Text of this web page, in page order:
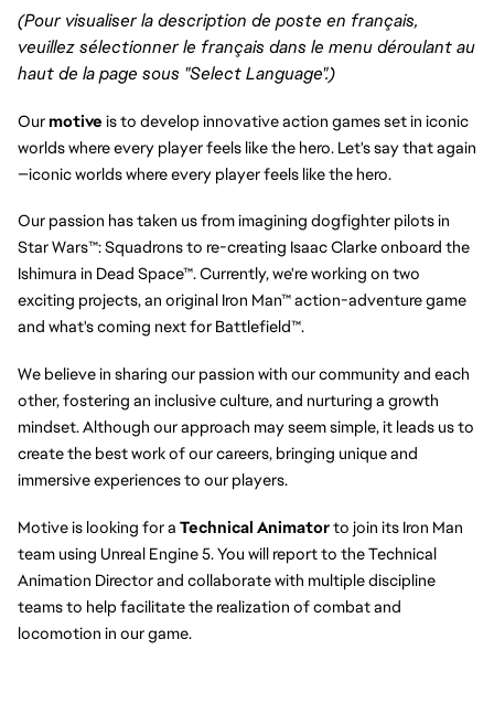
(Pour visualiser la description de poste en français,
veuillez sélectionner le français dans le menu déroulant au
haut de la page sous "Select Language".)
Our motive is to develop innovative action games set in iconic
worlds where every player feels like the hero. Let's say that again
—iconic worlds where every player feels like the hero.
Our passion has taken us from imagining dogfighter pilots in
Star Wars™: Squadrons to re-creating Isaac Clarke onboard the
Ishimura in Dead Space™. Currently, we're working on two
exciting projects, an original Iron Man™ action-adventure game
and what's coming next for Battlefield™.
We believe in sharing our passion with our community and each
other, fostering an inclusive culture, and nurturing a growth
mindset. Although our approach may seem simple, it leads us to
create the best work of our careers, bringing unique and
immersive experiences to our players.
Motive is looking for a Technical Animator to join its Iron Man
team using Unreal Engine 5. You will report to the Technical
Animation Director and collaborate with multiple discipline
teams to help facilitate the realization of combat and
locomotion in our game.